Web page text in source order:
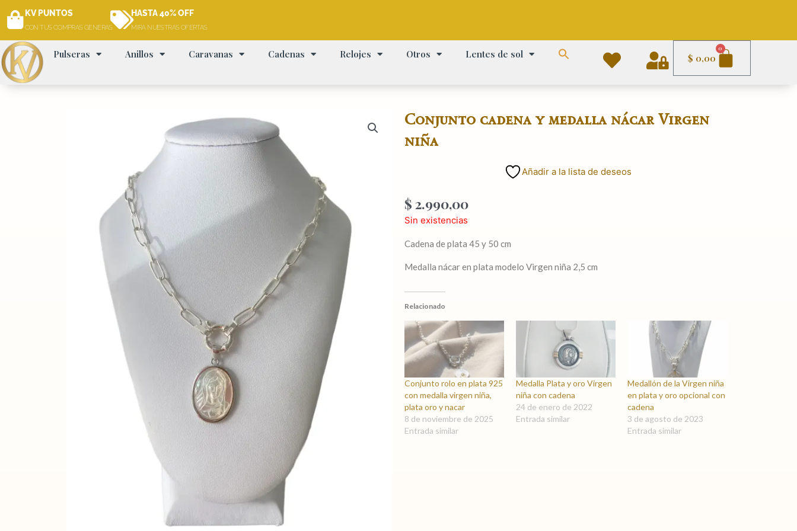
KV PUNTOS
CON TUS COMPRAS GENERAS
HASTA 40% OFF
MIRA NUESTRAS OFERTAS
Pulseras Anillos Caravanas Cadenas Relojes Otros Lentes de sol $ 0,00
0
Carrito
Conjunto cadena y medalla nácar Virgen
niña
Añadir a la lista de deseos
$ 2.990,00
Sin existencias
Cadena de plata 45 y 50 cm
Medalla nácar en plata modelo Virgen niña 2,5 cm
Relacionado
Conjunto rolo en plata 925
con medalla virgen niña,
plata oro y nacar
8 de noviembre de 2025
Entrada similar
Medalla Plata y oro Virgen
niña con cadena
24 de enero de 2022
Entrada similar
Medallón de la Virgen niña
en plata y oro opcional con
cadena
3 de agosto de 2023
Entrada similar